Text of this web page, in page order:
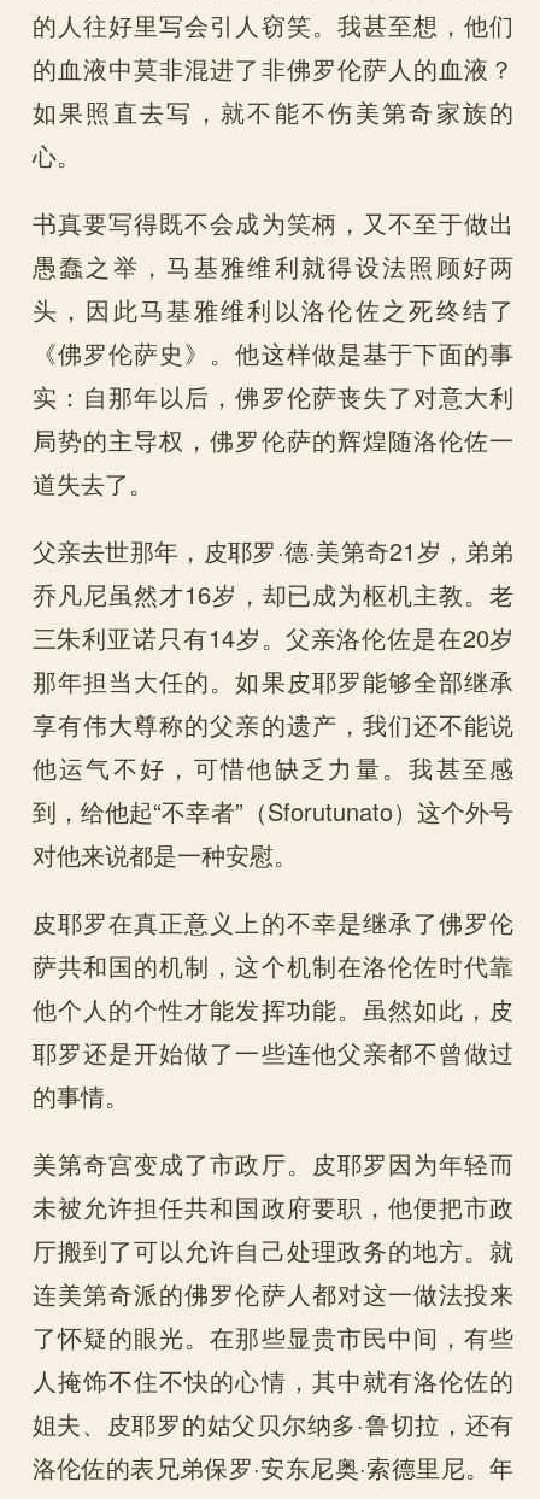
的人往好里写会引人窃笑。我甚至想，他们
的血液中莫非混进了非佛罗伦萨人的血液？
如果照直去写，就不能不伤美第奇家族的
心。
书真要写得既不会成为笑柄，又不至于做出
愚蠢之举，马基雅维利就得设法照顾好两
头，因此马基雅维利以洛伦佐之死终结了
《佛罗伦萨史》。他这样做是基于下面的事
实：自那年以后，佛罗伦萨丧失了对意大利
局势的主导权，佛罗伦萨的辉煌随洛伦佐一
道失去了。
父亲去世那年，皮耶罗·德·美第奇21岁，弟弟
乔凡尼虽然才16岁，却已成为枢机主教。老
三朱利亚诺只有14岁。父亲洛伦佐是在20岁
那年担当大任的。如果皮耶罗能够全部继承
享有伟大尊称的父亲的遗产，我们还不能说
他运气不好，可惜他缺乏力量。我甚至感
到，给他起“不幸者”（Sforutunato）这个外号
对他来说都是一种安慰。
皮耶罗在真正意义上的不幸是继承了佛罗伦
萨共和国的机制，这个机制在洛伦佐时代靠
他个人的个性才能发挥功能。虽然如此，皮
耶罗还是开始做了一些连他父亲都不曾做过
的事情。
美第奇宫变成了市政厅。皮耶罗因为年轻而
未被允许担任共和国政府要职，他便把市政
厅搬到了可以允许自己处理政务的地方。就
连美第奇派的佛罗伦萨人都对这一做法投来
了怀疑的眼光。在那些显贵市民中间，有些
人掩饰不住不快的心情，其中就有洛伦佐的
姐夫、皮耶罗的姑父贝尔纳多·鲁切拉，还有
洛伦佐的表兄弟保罗·安东尼奥·索德里尼。年